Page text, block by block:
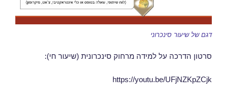
דגם של שיעור סינכרוני
סרטון הדרכה על למידה מרחוק סינכרונית (שיעור חי):
https://youtu.be/UFjNZKpZCjk